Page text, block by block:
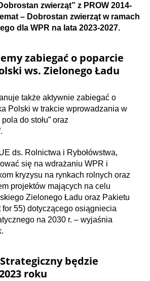
zwierząt” z PROW 2014-
– Dobrostan zwierząt w ramach
dla WPR na lata 2023-2027.
zabiegać o poparcie
ws. Zielonego Ładu
także aktywnie zabiegać o
Polski w trakcie wprowadzania w
do stołu” oraz
ds. Rolnictwa i Rybołówstwa,
się na wdrażaniu WPR i
kryzysu na rynkach rolnych oraz
projektów mających na celu
Zielonego Ładu oraz Pakietu
55) dotyczącego osiągniecia
na 2030 r. – wyjaśnia
będzie
roku